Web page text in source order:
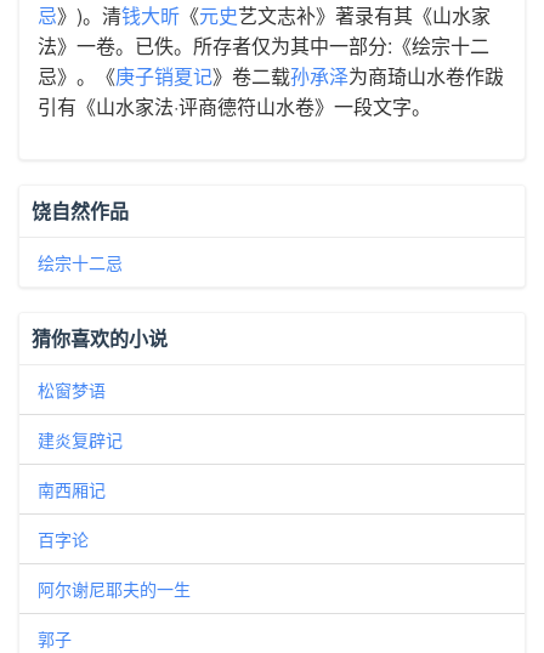
忌》)。清钱大昕 《元史艺文志补》著录有其《山水家
法》一卷。已佚。所存者仅为其中一部分:《绘宗十二
忌》。《庚子销夏记》卷二载孙承泽为商琦山水卷作跋
引有《山水家法·评商德符山水卷》一段文字。
饶自然作品
绘宗十二忌
猜你喜欢的小说
松窗梦语
建炎复辟记
南西厢记
百字论
阿尔谢尼耶夫的一生
郭子